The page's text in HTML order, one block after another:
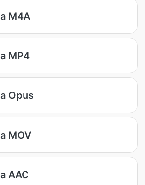
M4A
MP4
Opus
MOV
AAC